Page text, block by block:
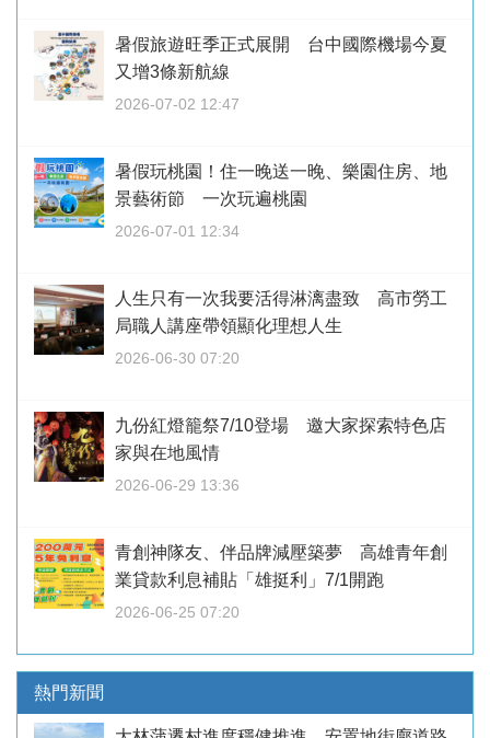
暑假旅遊旺季正式展開 台中國際機場今夏
又增3條新航線
2026-07-02 12:47
暑假玩桃園！住一晚送一晚、樂園住房、地
景藝術節 一次玩遍桃園
2026-07-01 12:34
人生只有一次我要活得淋漓盡致 高市勞工
局職人講座帶領顯化理想人生
2026-06-30 07:20
九份紅燈籠祭7/10登場 邀大家探索特色店
家與在地風情
2026-06-29 13:36
青創神隊友、伴品牌減壓築夢 高雄青年創
業貸款利息補貼「雄挺利」7/1開跑
2026-06-25 07:20
熱門新聞